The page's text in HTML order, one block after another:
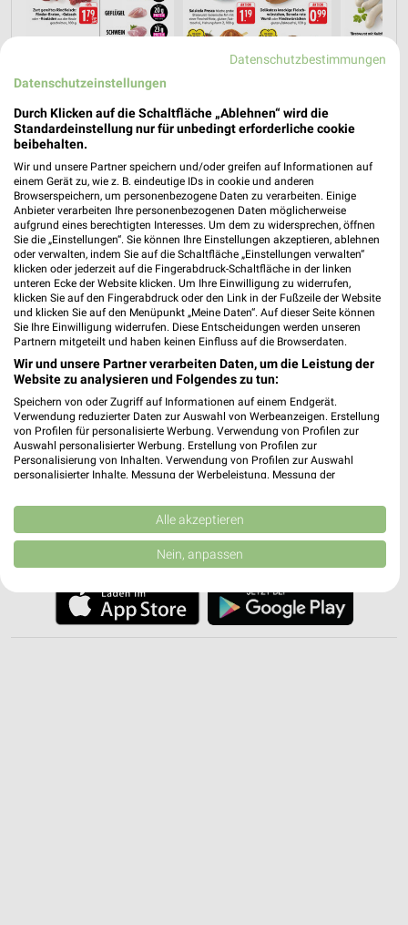
Jetzt alle "Fleisch & Wurst" Themen entdecken!
MEHR PROSPEKTE
weekli - Prospekte & Angebote App
Alle EDEKA Angebote immer griffbereit – mit der kostenlosen
weekli App für iOS & Android.
✔Standortgenaue Angebote
✔Folge deinem Lieblingshändler
✔Push-Benachrichtigungen bei neuen Prospekten
JETZT LADEN UND SPAREN!
Datenschutzbestimmungen
Datenschutzeinstellungen
Durch Klicken auf die Schaltfläche „Ablehnen“ wird die
Standardeinstellung nur für unbedingt erforderliche cookie
beibehalten.
Wir und unsere Partner speichern und/oder greifen auf Informationen auf
einem Gerät zu, wie z. B. eindeutige IDs in cookie und anderen
Browserspeichern, um personenbezogene Daten zu verarbeiten. Einige
Anbieter verarbeiten Ihre personenbezogenen Daten möglicherweise
aufgrund eines berechtigten Interesses. Um dem zu widersprechen, öffnen
Sie die „Einstellungen“. Sie können Ihre Einstellungen akzeptieren, ablehnen
oder verwalten, indem Sie auf die Schaltfläche „Einstellungen verwalten“
klicken oder jederzeit auf die Fingerabdruck-Schaltfläche in der linken
unteren Ecke der Website klicken. Um Ihre Einwilligung zu widerrufen,
klicken Sie auf den Fingerabdruck oder den Link in der Fußzeile der Website
und klicken Sie auf den Menüpunkt „Meine Daten“. Auf dieser Seite können
Sie Ihre Einwilligung widerrufen. Diese Entscheidungen werden unseren
Partnern mitgeteilt und haben keinen Einfluss auf die Browserdaten.
Wir und unsere Partner verarbeiten Daten, um die Leistung der
Website zu analysieren und Folgendes zu tun:
Speichern von oder Zugriff auf Informationen auf einem Endgerät.
Verwendung reduzierter Daten zur Auswahl von Werbeanzeigen. Erstellung
von Profilen für personalisierte Werbung. Verwendung von Profilen zur
Auswahl personalisierter Werbung. Erstellung von Profilen zur
Personalisierung von Inhalten. Verwendung von Profilen zur Auswahl
personalisierter Inhalte. Messung der Werbeleistung. Messung der
Kombinationen von Daten aus verschiedenen Quellen. Entwicklung und
Verbesserung der Angebote. Verwendung reduzierter Daten zur Auswahl
von Inhalten.
Daten können außerhalb der Europäischen Union weitergegeben und in die
Website/App.
Partnerliste anzeigen (1 IAB-Anbieter)
Alle akzeptieren
Nein, anpassen